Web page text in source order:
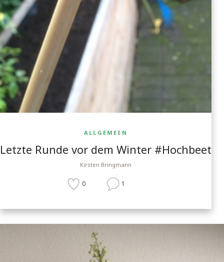
ALLGEMEIN
Letzte Runde vor dem Winter #Hochbeet
Kirsten Bringmann
0 1